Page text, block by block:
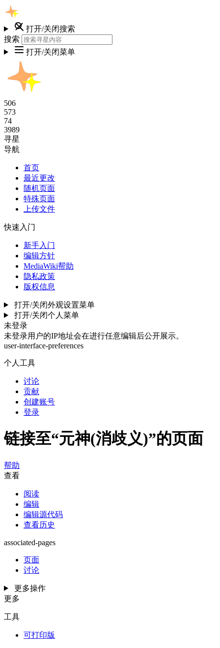
打开/关闭搜索
搜索
打开/关闭菜单
506
573
74
3989
寻星
导航
首页
最近更改
随机页面
特殊页面
上传文件
快速入门
新手入门
编辑方针
MediaWiki帮助
隐私政策
版权信息
打开/关闭外观设置菜单
打开/关闭个人菜单
未登录
未登录用户的IP地址会在进行任意编辑后公开展示。
user-interface-preferences
个人工具
讨论
贡献
创建账号
登录
链接至“元神(消歧义)”的页面
帮助
查看
阅读
编辑
编辑源代码
查看历史
associated-pages
页面
讨论
更多操作
更多
工具
可打印版